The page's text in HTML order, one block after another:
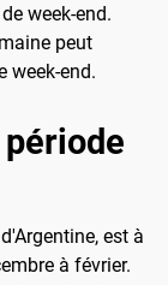
week-end.
peut
week-end.
est à
à février.